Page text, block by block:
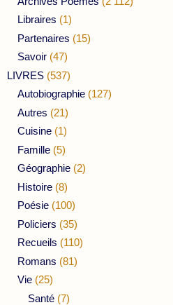
Libraires (1)
Partenaires (15)
Savoir (47)
LIVRES (537)
Autobiographie (127)
Autres (21)
Cuisine (1)
Famille (5)
Géographie (2)
Histoire (8)
Poésie (100)
Policiers (35)
Recueils (110)
Romans (81)
Vie (25)
Santé (7)